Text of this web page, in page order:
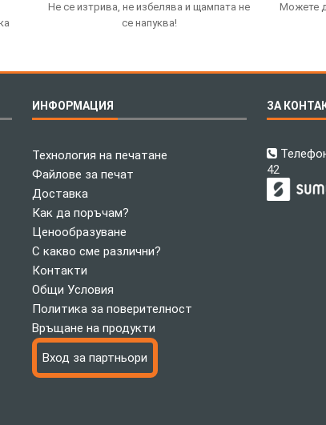
Не се изтрива, не избелява и щампата не
се напуква!
Можете
ИНФОРМАЦИЯ
Технология на печатане
Файлове за печат
Доставка
Как да поръчам?
Ценообразуване
С какво сме различни?
Контакти
Общи Условия
Политика за поверителност
Връщане на продукти
Вход за партньори
ЗА
42